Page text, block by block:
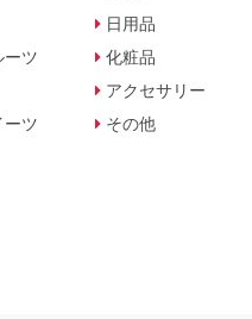
ーツ
ーツ
日用品
化粧品
アクセサリー
その他